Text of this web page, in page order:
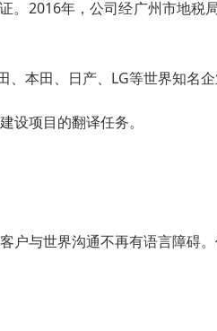
2016年，公司经广州市地税
本田、日产、LG等世界知名
设项目的翻译任务。
户与世界沟通不再有语言障碍